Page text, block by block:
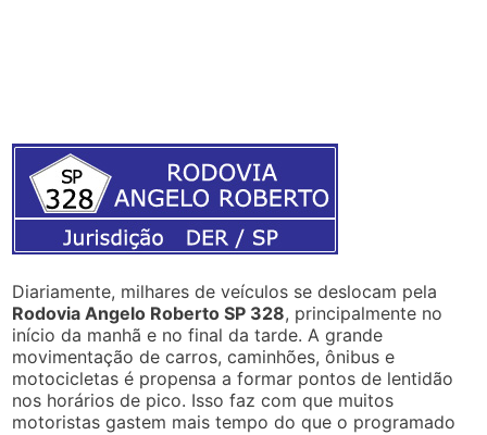
Diariamente, milhares de veículos se deslocam pela
Rodovia Angelo Roberto SP 328, principalmente no
início da manhã e no final da tarde. A grande
movimentação de carros, caminhões, ônibus e
motocicletas é propensa a formar pontos de lentidão
nos horários de pico. Isso faz com que muitos
motoristas gastem mais tempo do que o programado